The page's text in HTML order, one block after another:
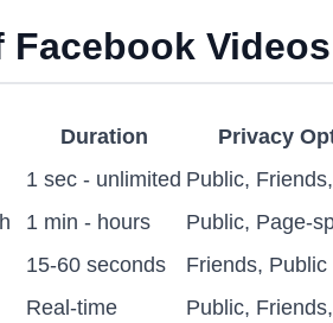
Facebook Videos
Duration Privacy
1 sec - unlimited Public,
1 min - hours Public, Page-
15-60 seconds Friends, Public
Real-time Public,